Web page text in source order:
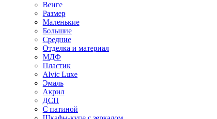
Венге
Размер
Маленькие
Большие
Средние
Отделка и материал
МДФ
Пластик
Alvic Luxe
Эмаль
Акрил
ДСП
С патиной